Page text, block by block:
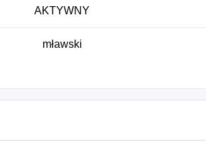
AKTYWNY
mławski